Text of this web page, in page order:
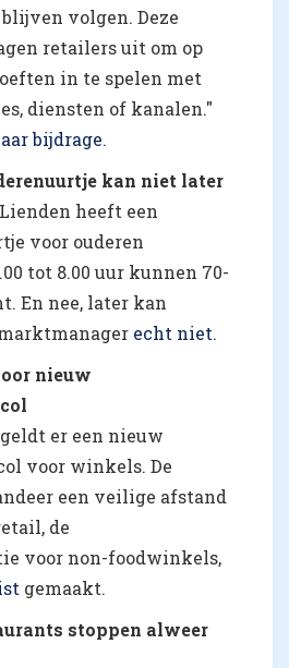
volgen. Deze
retailers uit om op
in te spelen met
diensten of kanalen."
bijdrage.
kan niet later
heeft een
voor ouderen
tot 8.00 uur kunnen 70-
En nee, later kan
echt niet.
nieuw
er een nieuw
voor winkels. De
een veilige afstand
de
voor non-foodwinkels,
gemaakt.
stoppen alweer